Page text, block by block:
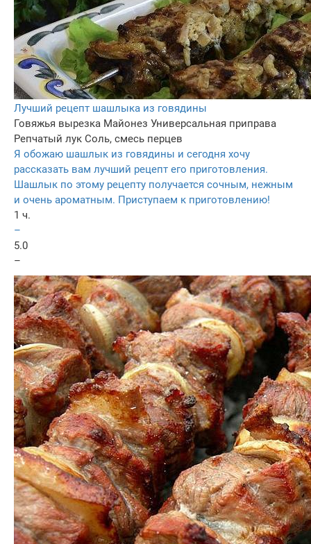
Лучший рецепт шашлыка из говядины
Говяжья вырезка Майонез Универсальная приправа
Репчатый лук Соль, смесь перцев
Я обожаю шашлык из говядины и сегодня хочу
рассказать вам лучший рецепт его приготовления.
Шашлык по этому рецепту получается сочным, нежным
и очень ароматным. Приступаем к приготовлению!
1 ч.
–
5.0
–